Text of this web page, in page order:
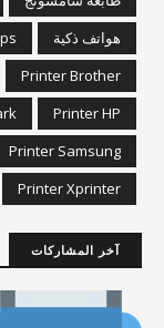
هواتف ذكية
Printer Brother
Printer HP
Printer Samsung
Printer Xprinter
آخر المشاركات